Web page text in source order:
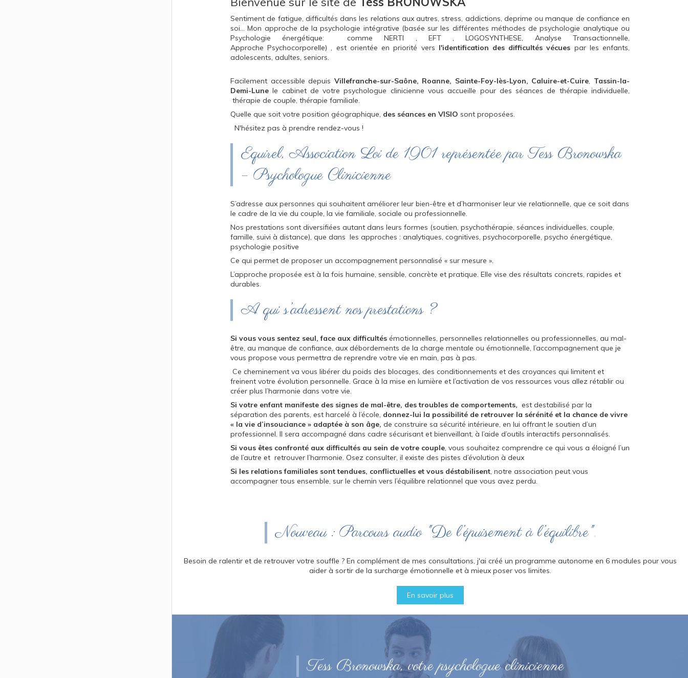
Sentiment de fatigue, difficultés dans les relations aux autres, stress, addictions, deprime ou manque de confiance en
soi... Mon approche de la psychologie intégrative (basée sur les différentes méthodes de psychologie analytique ou
Psychologie énergétique: comme NERTI , EFT , LOGOSYNTHESE, Analyse Transactionnelle,
Approche Psychocorporelle) , est orientée en priorité vers l'identification des difficultés vécues par les enfants,
adolescents, adultes, seniors.
Facilement accessible depuis Villefranche-sur-Saône, Roanne, Sainte-Foy-lès-Lyon, Caluire-et-Cuire, Tassin-la-
Demi-Lunele cabinet de votre psychologue clinicienne vous accueille pour des séances de thérapie individuelle,
thérapie de couple, thérapie familiale.
Quelle que soit votre position géographique, des séances en VISIO sont proposées.
N'hésitez pas à prendre rendez-vous !
Equirel, Association Loi de 1901 représentée par Tess Bronowska
– Psychologue Clinicienne
S’adresse aux personnes qui souhaitent améliorer leur bien-être et d’harmoniser leur vie relationnelle, que ce soit dans
le cadre de la vie du couple, la vie familiale, sociale ou professionnelle.
Nos prestations sont diversifiées autant dans leurs formes (soutien, psychothérapie, séances individuelles, couple,
famille, suivi à distance), que dans les approches : analytiques, cognitives, psychocorporelle, psycho énergétique,
psychologie positive
Ce qui permet de proposer un accompagnement personnalisé « sur mesure ».
L’approche proposée est à la fois humaine, sensible, concrète et pratique. Elle vise des résultats concrets, rapides et
durables.
A qui s’adressent nos prestations ?
Si vous vous sentez seul, face aux difficultés émotionnelles, personnelles relationnelles ou professionnelles, au mal-
être, au manque de confiance, aux débordements de la charge mentale ou émotionnelle, l’accompagnement que je
vous propose vous permettra de reprendre votre vie en main, pas à pas.
Ce cheminement va vous libérer du poids des blocages, des conditionnements et des croyances qui limitent et
freinent votre évolution personnelle. Grace à la mise en lumière et l’activation de vos ressources vous allez rétablir ou
créer plus l’harmonie dans votre vie.
Si votre enfant manifeste des signes de mal-être, des troubles de comportements, est destabilisé par la
séparation des parents, est harcelé à l’école, donnez-lui la possibilité de retrouver la sérénité et la chance de vivre
« la vie d’insouciance » adaptée à son âge, de construire sa sécurité intérieure, en lui offrant le soutien d’un
professionnel. Il sera accompagné dans cadre sécurisant et bienveillant, à l’aide d’outils interactifs personnalisés.
Si vous êtes confronté aux difficultés au sein de votre couple, vous souhaitez comprendre ce qui vous a éloigné l’un
de l’autre et retrouver l’harmonie. Osez consulter, il existe des pistes d’évolution à deux
Si les relations familiales sont tendues, conflictuelles et vous déstabilisent, notre association peut vous
accompagner tous ensemble, sur le chemin vers l’équilibre relationnel que vous avez perdu.
Nouveau : Parcours audio "De l’épuisement à l’équilibre"
Besoin de ralentir et de retrouver votre souffle ? En complément de mes consultations, j'ai créé un programme autonome en 6 modules pour vous
aider à sortir de la surcharge émotionnelle et à mieux poser vos limites.
En savoir plus
Tess Bronowska, votre psychologue clinicienne